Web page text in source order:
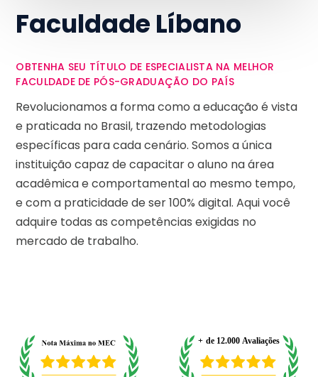
Faculdade Líbano
OBTENHA SEU TÍTULO DE ESPECIALISTA NA MELHOR
FACULDADE DE PÓS-GRADUAÇÃO DO PAÍS
Revolucionamos a forma como a educação é vista
e praticada no Brasil, trazendo metodologias
específicas para cada cenário. Somos a única
instituição capaz de capacitar o aluno na área
acadêmica e comportamental ao mesmo tempo,
e com a praticidade de ser 100% digital. Aqui você
adquire todas as competências exigidas no
mercado de trabalho.